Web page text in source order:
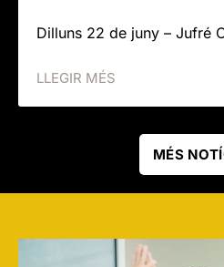
Dilluns 22 de juny – Jufré
LLEGIR MÉS
MÉS